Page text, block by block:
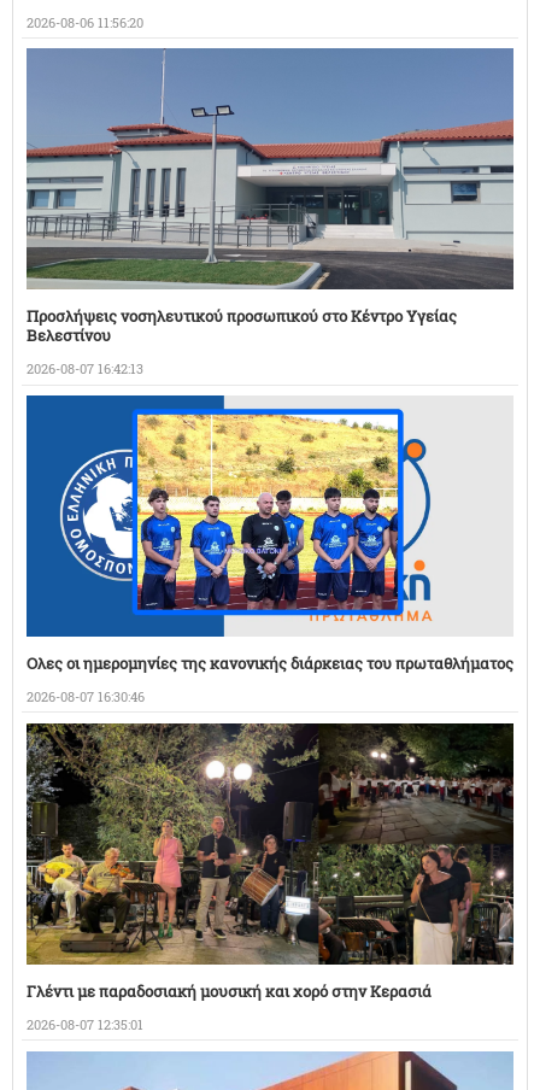
2026-08-06 11:56:20
Προσλήψεις νοσηλευτικού προσωπικού στο Κέντρο Υγείας
Βελεστίνου
2026-08-07 16:42:13
Ολες οι ημερομηνίες της κανονικής διάρκειας του πρωταθλήματος
2026-08-07 16:30:46
Γλέντι με παραδοσιακή μουσική και χορό στην Κερασιά
2026-08-07 12:35:01